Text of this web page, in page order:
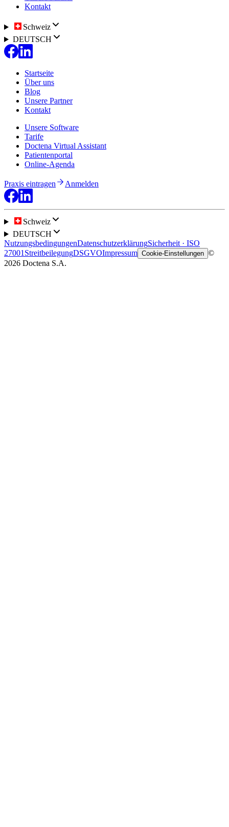
Kontakt
Schweiz
DEUTSCH
Startseite
Über uns
Blog
Unsere Partner
Kontakt
Unsere Software
Tarife
Doctena Virtual Assistant
Patientenportal
Online-Agenda
Praxis eintragen Anmelden
Schweiz
DEUTSCH
NutzungsbedingungenDatenschutzerklärungSicherheit · ISO
27001 StreitbeilegungDSGVOImpressum Cookie-Einstellungen ©
2026 Doctena S.A.